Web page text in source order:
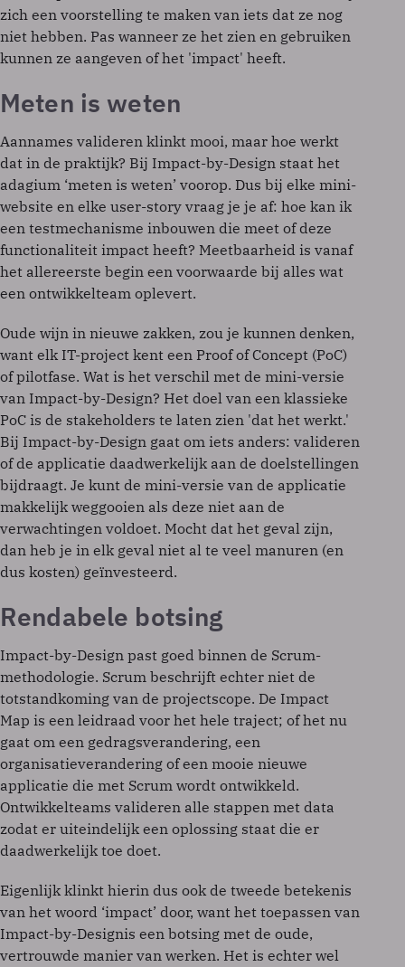
zich een voorstelling te maken van iets dat ze nog
niet hebben. Pas wanneer ze het zien en gebruiken
kunnen ze aangeven of het 'impact' heeft.
Meten is weten
Aannames valideren klinkt mooi, maar hoe werkt
dat in de praktijk? Bij Impact-by-Design staat het
adagium ‘meten is weten’ voorop. Dus bij elke mini-
website en elke user-story vraag je je af: hoe kan ik
een testmechanisme inbouwen die meet of deze
functionaliteit impact heeft? Meetbaarheid is vanaf
het allereerste begin een voorwaarde bij alles wat
een ontwikkelteam oplevert.
Oude wijn in nieuwe zakken, zou je kunnen denken,
want elk IT-project kent een Proof of Concept (PoC)
of pilotfase. Wat is het verschil met de mini-versie
van Impact-by-Design? Het doel van een klassieke
PoC is de stakeholders te laten zien 'dat het werkt.'
Bij Impact-by-Design gaat om iets anders: valideren
of de applicatie daadwerkelijk aan de doelstellingen
bijdraagt. Je kunt de mini-versie van de applicatie
makkelijk weggooien als deze niet aan de
verwachtingen voldoet. Mocht dat het geval zijn,
dan heb je in elk geval niet al te veel manuren (en
dus kosten) geïnvesteerd.
Rendabele botsing
Impact-by-Design past goed binnen de Scrum-
methodologie. Scrum beschrijft echter niet de
totstandkoming van de projectscope. De Impact
Map is een leidraad voor het hele traject; of het nu
gaat om een gedragsverandering, een
organisatieverandering of een mooie nieuwe
applicatie die met Scrum wordt ontwikkeld.
Ontwikkelteams valideren alle stappen met data
zodat er uiteindelijk een oplossing staat die er
daadwerkelijk toe doet.
Eigenlijk klinkt hierin dus ook de tweede betekenis
van het woord ‘impact’ door, want het toepassen van
Impact-by-Designis een botsing met de oude,
vertrouwde manier van werken. Het is echter wel